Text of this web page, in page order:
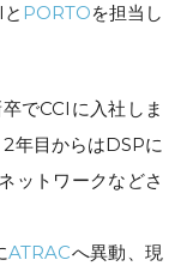
PORTOを担当し
でCCIに入社しま
年目からはDSPに
ットワークなどさ
ATRACへ異動、現